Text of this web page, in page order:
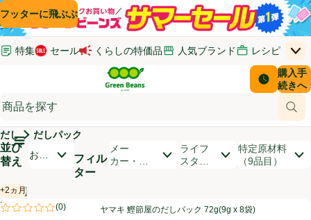
コンテンツに飛ぶ
検索に飛ぶ
フッターに飛ぶ
特集 セール くらしの特価品 人気ブランド レシピ
はじめてのお買い物ガイド
(新しいウィンドウで開く) (新しいウィンドウで開く)
サポート・ヘルプ・お問い合わせ
(新しいウィンドウで開く)
上
Green Beans
商
配送日時
購入手
続きへ
お客さ
￥0
メインメニュ―ボタン
だし だしパック
並び
替え
開いて並び替えオプションのリストを見る
おす
フィル
ター
メー
カー・ブ
ライフ
スタイ
特定原材料
（9品目）
商品リスト
【PR】
PR
PR
ヤマキ 鰹節屋のだしパック 72g(9g x 8袋)
+2ヵ月
賞味・消費期限保証：2ヵ月
(0)
評価は0件のレビューで5点中0.0点。ヤマキ 鰹節屋のだしパック 72g(9g x 8袋)